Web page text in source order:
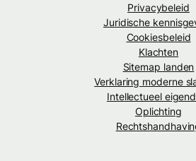
Privacybeleid
Juridische
Cookiesbeleid
Klachten
Sitemap landen
Verklaring moderne
Intellectueel
Oplichting